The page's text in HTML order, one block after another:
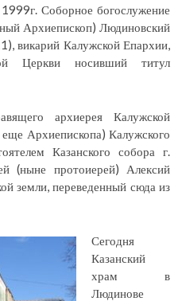
Соборное богослужение
Архиепископ) Людиновский
викарий Калужской Епархии,
Церкви носивший титул
архиерея Калужской
Архиепископа) Калужского
Казанского собора г.
(ныне протоиерей) Алексий
земли, переведенный сюда из
Сегодня
Казанский
храм в
Людинове